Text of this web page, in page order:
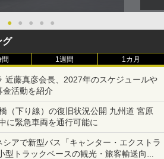
● ● ● ● ●
グ
間 1週間 1カ月
近藤真彦会長、2027年のスケジュールや
金活動を紹介
（下り線）の復旧状況公開 九州道 宮原
に緊急車両を通行可能に
アで新型バス「キャンター・エクストラ
型トラックベースの観光・旅客輸送向け